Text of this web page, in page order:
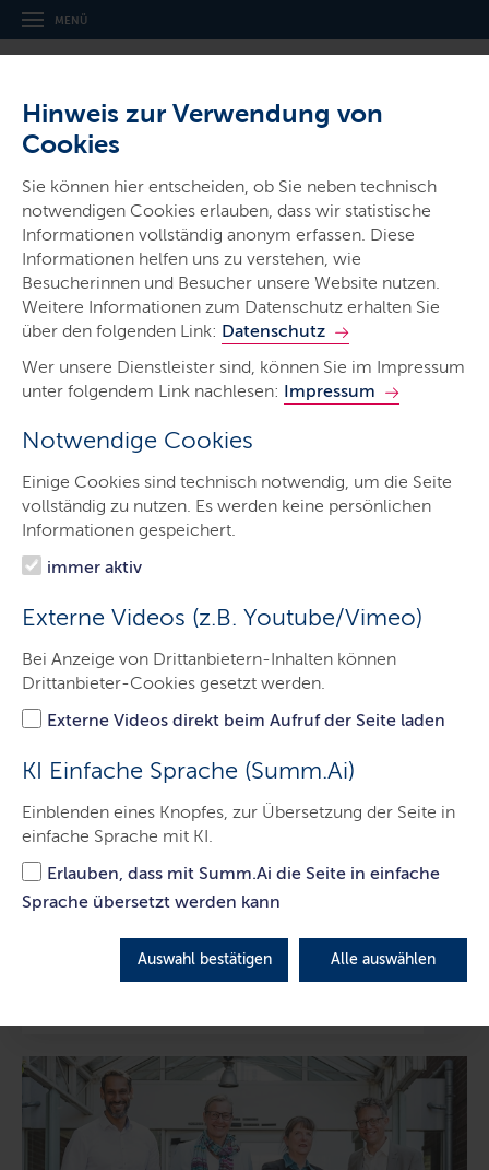
Hinweis zur Verwendung von
Cookies
Sie können hier entscheiden, ob Sie neben technisch
notwendigen Cookies erlauben, dass wir statistische
Informationen vollständig anonym erfassen. Diese
Informationen helfen uns zu verstehen, wie
Besucherinnen und Besucher unsere Website nutzen.
Weitere Informationen zum Datenschutz erhalten Sie
über den folgenden Link: Datenschutz
Wer unsere Dienstleister sind, können Sie im Impressum
unter folgendem Link nachlesen: Impressum
Notwendige Cookies
Einige Cookies sind technisch notwendig, um die Seite
vollständig zu nutzen. Es werden keine persönlichen
Informationen gespeichert.
immer aktiv
Externe Videos (z.B. Youtube/Vimeo)
Bei Anzeige von Drittanbietern-Inhalten können
Drittanbieter-Cookies gesetzt werden.
Externe Videos direkt beim Aufruf der Seite laden
KI Einfache Sprache (Summ.Ai)
Einblenden eines Knopfes, zur Übersetzung der Seite in
einfache Sprache mit KI.
Erlauben, dass mit Summ.Ai die Seite in einfache
Sprache übersetzt werden kann
Auswahl bestätigen Alle auswählen
MENÜ
Ministerium für Soziales, Jugend,
Familie, Senioren, Integration und
Gleichstellung
Ministerien & Behörden
Start
Ministerin
Ministerium
Themen
Presse
Service
Landesförderung für Sprachkurse
Das Land fördert Sprachkurse für Geflüchtete mit 4,9
LETZTE AKTUALISIERUNG: 08.05.2025